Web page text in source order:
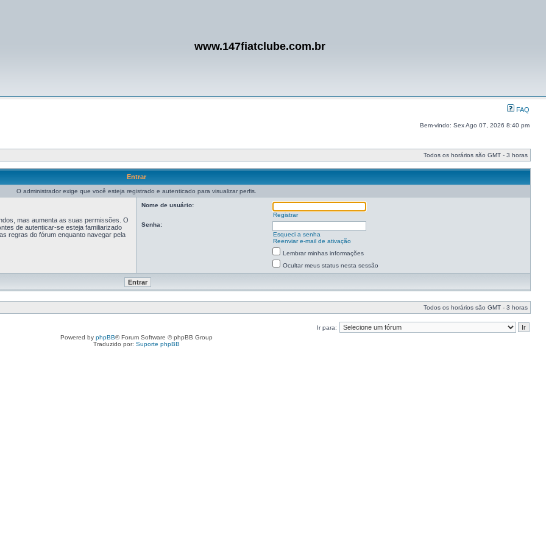
www.147fiatclube.com.br
FAQ
Bem-vindo: Sex Ago 07, 2026 8:40 pm
Todos os horários são GMT - 3 horas
Entrar
O administrador exige que você esteja registrado e autenticado para visualizar perfis.
mas aumenta as suas permissões. O
de autenticar-se esteja familiarizado
regras do fórum enquanto navegar pela
Nome de usuário:
Registrar
Senha:
Esqueci a senha
Reenviar e-mail de ativação
Lembrar minhas informações
Ocultar meus status nesta sessão
Todos os horários são GMT - 3 horas
Ir para:
Powered by phpBB® Forum Software © phpBB Group
Traduzido por: Suporte phpBB